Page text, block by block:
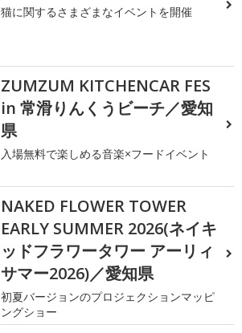
猫に関するさまざまなイベントを開催
ZUMZUM KITCHENCAR FES
in 常滑りんくうビーチ／愛知
県
入場無料で楽しめる音楽×フードイベント
NAKED FLOWER TOWER
EARLY SUMMER 2026(ネイキ
ッドフラワータワー アーリィ
サマー2026)／愛知県
初夏バージョンのプロジェクションマッピ
ングショー